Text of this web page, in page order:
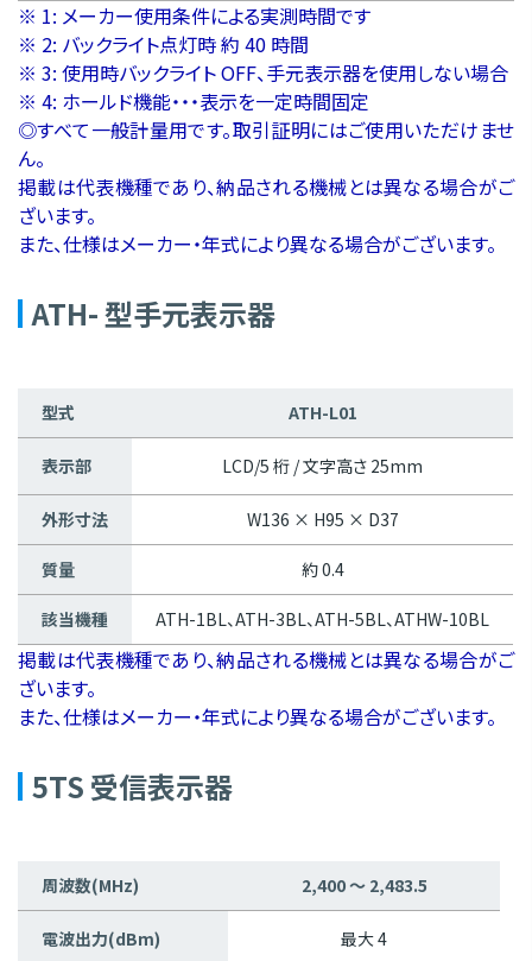
※ 1: メーカー使用条件による実測時間です
※ 2: バックライト点灯時 約 40 時間
※ 3: 使用時バックライト OFF、手元表示器を使用しない場合
※ 4: ホールド機能・・・表示を一定時間固定
◎すべて一般計量用です。取引証明にはご使用いただけませ
ん。
掲載は代表機種であり、納品される機械とは異なる場合がご
ざいます。
また、仕様はメーカー・年式により異なる場合がございます。
ATH- 型手元表示器
型式 ATH-L01
表示部 LCD/5 桁 / 文字高さ 25mm
外形寸法 W136 × H95 × D37
質量 約 0.4
該当機種 ATH-1BL、ATH-3BL、ATH-5BL、ATHW-10BL
掲載は代表機種であり、納品される機械とは異なる場合がご
ざいます。
また、仕様はメーカー・年式により異なる場合がございます。
5TS 受信表示器
周波数(MHz) 2,400 〜 2,483.5
電波出力(dBm) 最大 4